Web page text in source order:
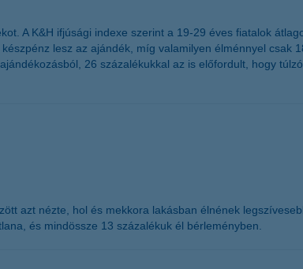
A K&H ifjúsági indexe szerint a 19-29 éves fiatalok
lesz az ajándék, míg valamilyen élménnyel csak
26 százalékukkal az is előfordult, hogy
azt nézte, hol és mekkora lakásban élnének
és mindössze 13 százalékuk él bérleményben.